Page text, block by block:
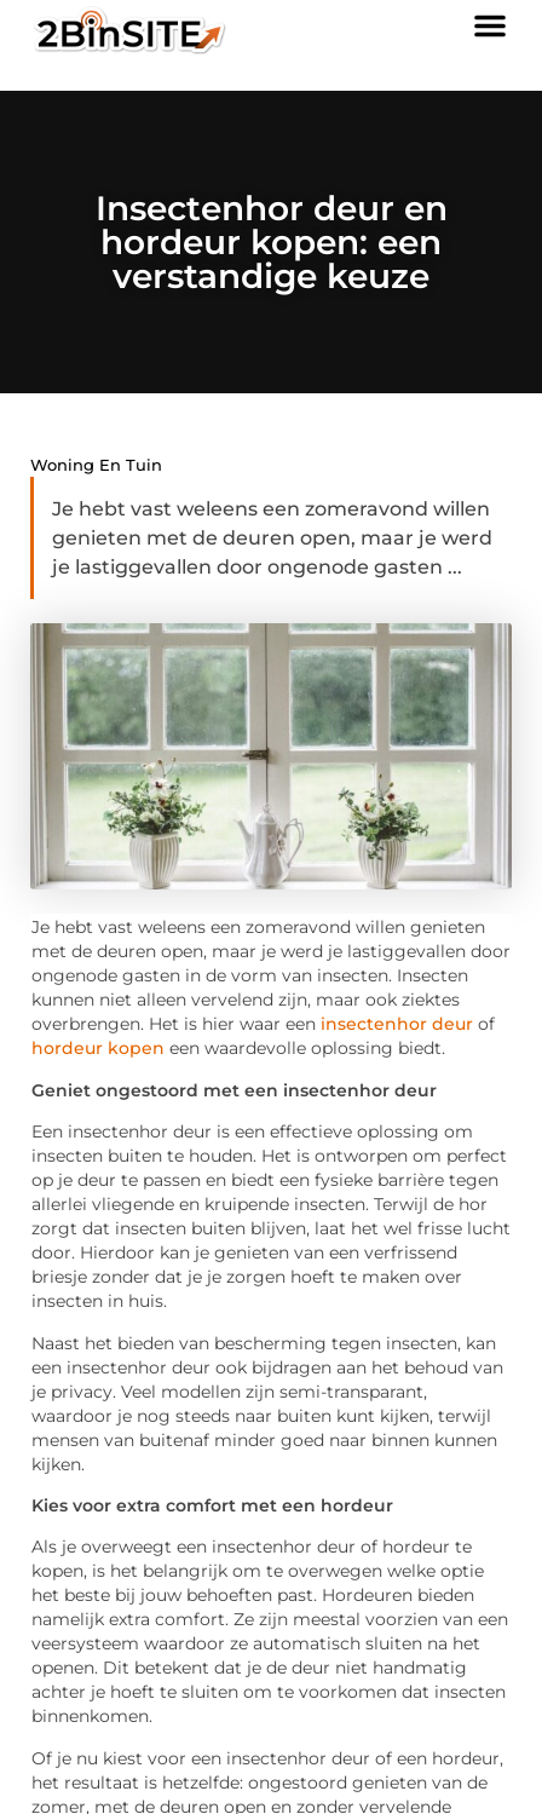
Insectenhor deur en
hordeur kopen: een
verstandige keuze
Woning En Tuin
Je hebt vast weleens een zomeravond willen
genieten met de deuren open, maar je werd
je lastiggevallen door ongenode gasten ...
Je hebt vast weleens een zomeravond willen genieten
met de deuren open, maar je werd je lastiggevallen door
ongenode gasten in de vorm van insecten. Insecten
kunnen niet alleen vervelend zijn, maar ook ziektes
overbrengen. Het is hier waar een insectenhor deur of
hordeur kopen een waardevolle oplossing biedt.
Geniet ongestoord met een insectenhor deur
Een insectenhor deur is een effectieve oplossing om
insecten buiten te houden. Het is ontworpen om perfect
op je deur te passen en biedt een fysieke barrière tegen
allerlei vliegende en kruipende insecten. Terwijl de hor
zorgt dat insecten buiten blijven, laat het wel frisse lucht
door. Hierdoor kan je genieten van een verfrissend
briesje zonder dat je je zorgen hoeft te maken over
insecten in huis.
Naast het bieden van bescherming tegen insecten, kan
een insectenhor deur ook bijdragen aan het behoud van
je privacy. Veel modellen zijn semi-transparant,
waardoor je nog steeds naar buiten kunt kijken, terwijl
mensen van buitenaf minder goed naar binnen kunnen
kijken.
Kies voor extra comfort met een hordeur
Als je overweegt een insectenhor deur of hordeur te
kopen, is het belangrijk om te overwegen welke optie
het beste bij jouw behoeften past. Hordeuren bieden
namelijk extra comfort. Ze zijn meestal voorzien van een
veersysteem waardoor ze automatisch sluiten na het
openen. Dit betekent dat je de deur niet handmatig
achter je hoeft te sluiten om te voorkomen dat insecten
binnenkomen.
Of je nu kiest voor een insectenhor deur of een hordeur,
het resultaat is hetzelfde: ongestoord genieten van de
zomer, met de deuren open en zonder vervelende